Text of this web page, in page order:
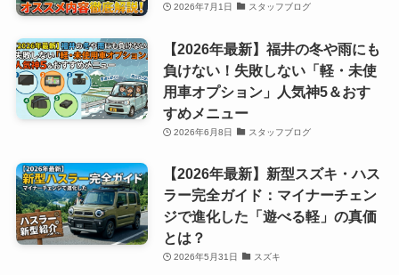
2026年7月1日 スタッフブログ
【2026年最新】福井の冬や雨にも
負けない！失敗しない「軽・未使
用車オプション」人気神5＆おす
すめメニュー
2026年6月8日 スタッフブログ
【2026年最新】新型スズキ・ハス
ラー完全ガイド：マイナーチェン
ジで進化した「遊べる軽」の真価
とは？
2026年5月31日 スズキ